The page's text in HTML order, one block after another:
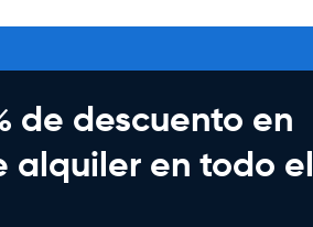
de descuento en
alquiler en todo el